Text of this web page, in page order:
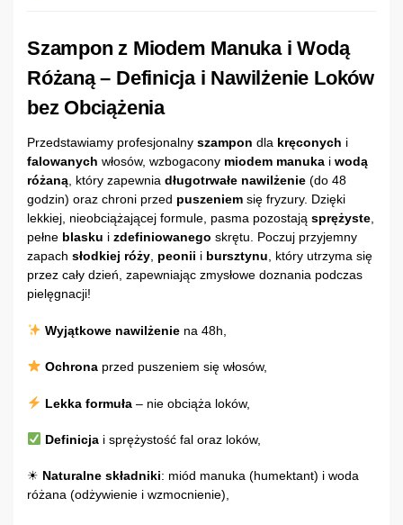
Szampon z Miodem Manuka i Wodą
Różaną – Definicja i Nawilżenie Loków
bez Obciążenia
Przedstawiamy profesjonalny szampon dla kręconych i
falowanych włosów, wzbogacony miodem manuka i wodą
różaną, który zapewnia długotrwałe nawilżenie (do 48
godzin) oraz chroni przed puszeniem się fryzury. Dzięki
lekkiej, nieobciążającej formule, pasma pozostają sprężyste,
pełne blasku i zdefiniowanego skrętu. Poczuj przyjemny
zapach słodkiej róży, peonii i bursztynu, który utrzyma się
przez cały dzień, zapewniając zmysłowe doznania podczas
pielęgnacji!
Wyjątkowe nawilżeniena 48h,
Ochronaprzed puszeniem się włosów,
Lekka formuła– nie obciąża loków,
Definicjai sprężystość fal oraz loków,
☀ Naturalne składniki: miód manuka (humektant) i woda
różana (odżywienie i wzmocnienie),